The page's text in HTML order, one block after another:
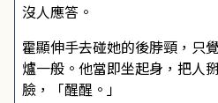
沒人應答。
霍顯伸手去碰她的後脖頸，只
爐一般。他當即坐起身，把人
臉，「醒醒。」